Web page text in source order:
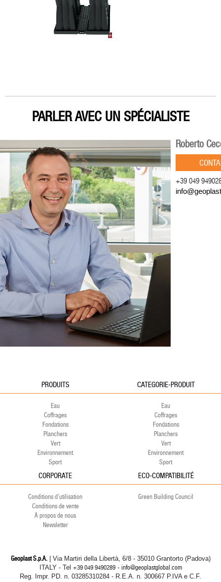
PARLER AVEC UN SPÉCIALISTE
Roberto
+39 049
PRODUITS
Eau
Coffrages
Fondations
Planchers
Vert
Environnement
Sport
CATEGORIE-PRODUIT
Eau
Coffrages
Fondations
Planchers
Vert
Environnement
Sport
CORPORATE
Conditions d’utilisation
Conditions de vente
À propos de nous
Newsletter
ECO-COMPATIBILITÉ
Green Building Council
Geoplast S.p.A.| Via Martiri della Libertà, 6/8 - 35010 Grantorto (Padova)
ITALY - Tel +39 049 9490289 - info@geoplastglobal.com
Reg. Impr. PD. n. 03285310284 - R.E.A. n. 300667 P.IVA e C.F.